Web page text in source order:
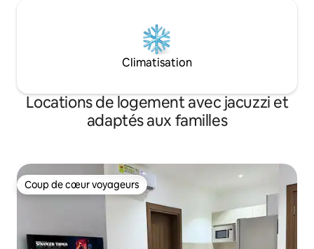
Climatisation
Locations de logement avec jacuzzi et
adaptés aux familles
Coup de cœur voyageurs
Coup de cœur voyageurs